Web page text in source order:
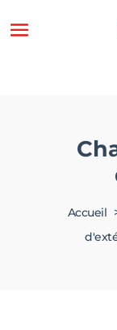
Accueil